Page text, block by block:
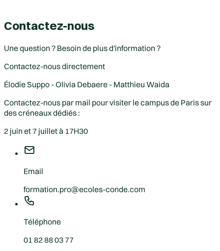
Contactez-nous
Une question ? Besoin de plus d'information ?
Contactez-nous directement
Élodie Suppo - Olivia Debaere - Matthieu Waida
Contactez-nous par mail pour visiter le campus de Paris sur
des créneaux dédiés :
2 juin et 7 juillet à 17H30
Email
formation.pro@ecoles-conde.com
Téléphone
01 82 88 03 77